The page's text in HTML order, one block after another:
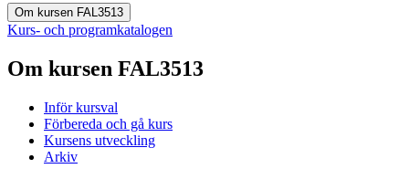
Om kursen FAL3513
Kurs- och programkatalogen
Om kursen FAL3513
Inför kursval
Förbereda och gå kurs
Kursens utveckling
Arkiv